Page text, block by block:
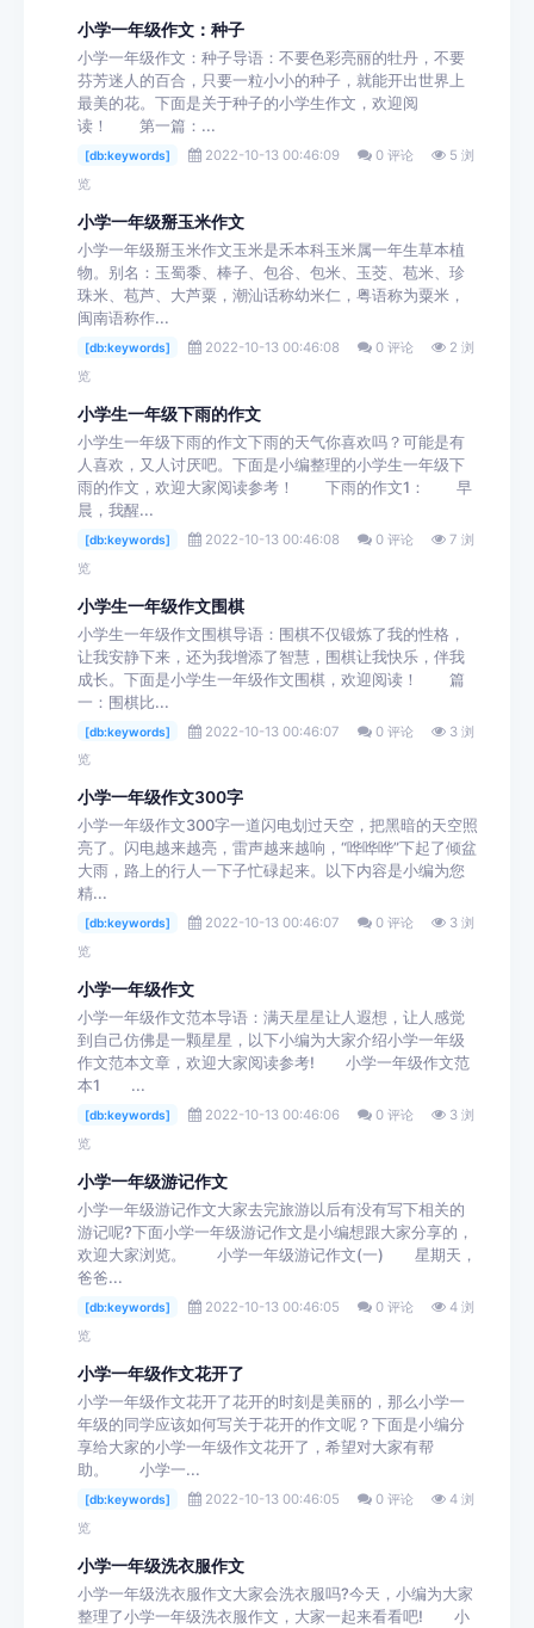
小学一年级作文：种子
小学一年级作文：种子导语：不要色彩亮丽的牡丹，不要
芬芳迷人的百合，只要一粒小小的种子，就能开出世界上
最美的花。下面是关于种子的小学生作文，欢迎阅
读！ 第一篇：...
[db:keywords] 2022-10-13 00:46:09 0 评论
5 浏
览
小学一年级掰玉米作文
小学一年级掰玉米作文玉米是禾本科玉米属一年生草本植
物。别名：玉蜀黍、棒子、包谷、包米、玉茭、苞米、珍
珠米、苞芦、大芦粟，潮汕话称幼米仁，粤语称为粟米，
闽南语称作...
[db:keywords] 2022-10-13 00:46:08 0 评论
2 浏
览
小学生一年级下雨的作文
小学生一年级下雨的作文下雨的天气你喜欢吗？可能是有
人喜欢，又人讨厌吧。下面是小编整理的小学生一年级下
雨的作文，欢迎大家阅读参考！ 下雨的作文1： 早
晨，我醒...
[db:keywords] 2022-10-13 00:46:08 0 评论
7 浏
览
小学生一年级作文围棋
小学生一年级作文围棋导语：围棋不仅锻炼了我的性格，
让我安静下来，还为我增添了智慧，围棋让我快乐，伴我
成长。下面是小学生一年级作文围棋，欢迎阅读！ 篇
一：围棋比...
[db:keywords] 2022-10-13 00:46:07 0 评论
3 浏
览
小学一年级作文300字
小学一年级作文300字一道闪电划过天空，把黑暗的天空照
亮了。闪电越来越亮，雷声越来越响，“哗哗哗”下起了倾盆
大雨，路上的行人一下子忙碌起来。以下内容是小编为您
精...
[db:keywords] 2022-10-13 00:46:07 0 评论
3 浏
览
小学一年级作文
小学一年级作文范本导语：满天星星让人遐想，让人感觉
到自己仿佛是一颗星星，以下小编为大家介绍小学一年级
作文范本文章，欢迎大家阅读参考! 小学一年级作文范
本1 ...
[db:keywords] 2022-10-13 00:46:06 0 评论
3 浏
览
小学一年级游记作文
小学一年级游记作文大家去完旅游以后有没有写下相关的
游记呢?下面小学一年级游记作文是小编想跟大家分享的，
欢迎大家浏览。 小学一年级游记作文(一) 星期天，
爸爸...
[db:keywords] 2022-10-13 00:46:05 0 评论
4 浏
览
小学一年级作文花开了
小学一年级作文花开了花开的时刻是美丽的，那么小学一
年级的同学应该如何写关于花开的作文呢？下面是小编分
享给大家的小学一年级作文花开了，希望对大家有帮
助。 小学一...
[db:keywords] 2022-10-13 00:46:05 0 评论
4 浏
览
小学一年级洗衣服作文
小学一年级洗衣服作文大家会洗衣服吗?今天，小编为大家
整理了小学一年级洗衣服作文，大家一起来看看吧! 小